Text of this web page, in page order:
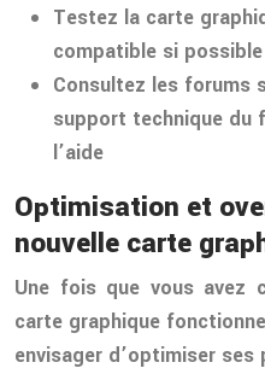
Testez la carte
compatible si
Consultez les forums
support technique du
l’aide
Optimisation et
nouvelle carte
Une fois que vous avez
carte graphique
envisager d’optimiser